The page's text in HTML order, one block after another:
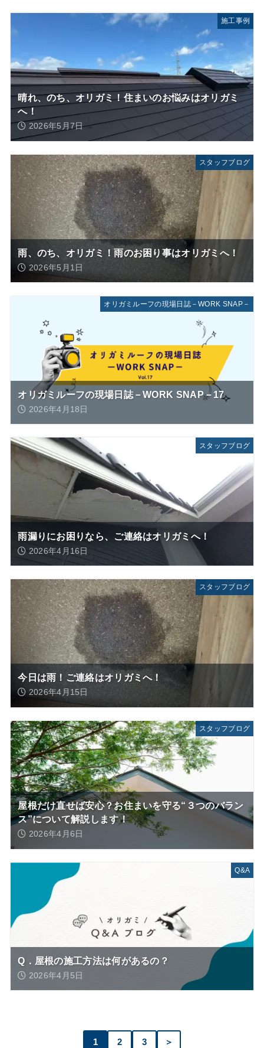
施工事例
晴れ、のち、オリガミ！住まいのお悩みはオリガミ
へ！
2026年5月7日
スタッフブログ
雨、のち、オリガミ！雨のお困り事はオリガミへ！
2026年5月1日
オリガミルーフの現場日誌－WORK SNAP－
オリガミルーフの現場日誌－WORK SNAP－17
2026年4月18日
スタッフブログ
雨漏りにお困りなら、ご連絡はオリガミへ！
2026年4月16日
スタッフブログ
今日は雨！ご連絡はオリガミへ！
2026年4月15日
スタッフブログ
屋根だけ直せば安心？お住まいを守る“３つのバラン
ス”について解説します！
2026年4月6日
Q&A
Q．屋根の施工方法は何があるの？
2026年4月5日
1 2 3 ＞